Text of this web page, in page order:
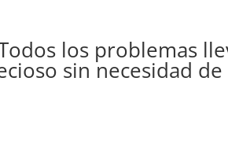
los problemas
sin necesidad